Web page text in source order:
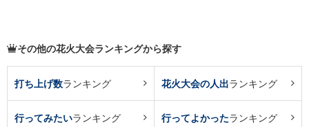
その他の花火大会ランキングから探す
打ち上げ数ランキング 花火大会の人出ランキング
行ってみたいランキング 行ってよかったランキング